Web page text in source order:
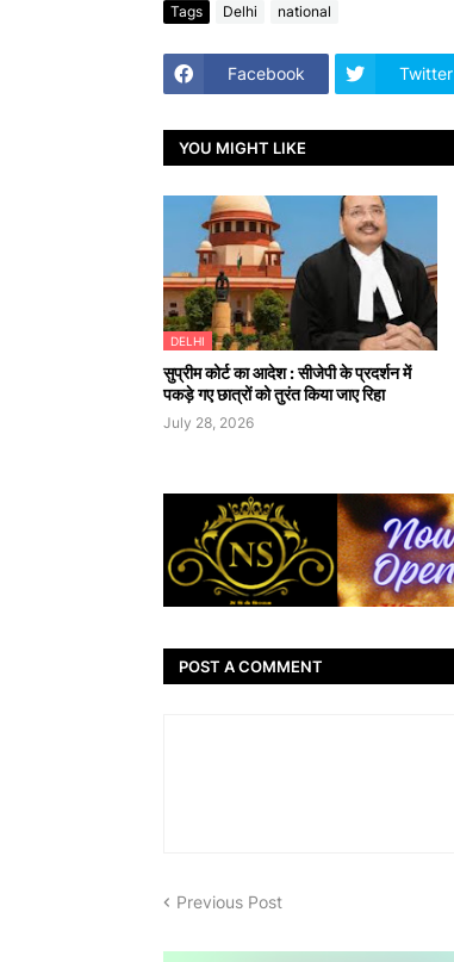
Tags Delhi national
Facebook Twitter
YOU MIGHT LIKE
DELHI
सुप्रीम कोर्ट का आदेश : सीजेपी के प्रदर्शन में
पकड़े गए छात्रों को तुरंत किया जाए रिहा
July 28, 2026
POST A COMMENT
Previous Post